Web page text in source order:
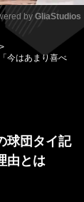
Mute
by GliaStudios
今はあまり喜べ
球団タイ記
由とは